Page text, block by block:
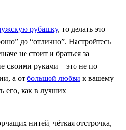
рубашку, то делать это
до “отлично”. Настройтесь
не стоит и браться за
своими руками – это не по
а от большой любви к вашему
его, как в лучших
нитей, чёткая отстрочка,